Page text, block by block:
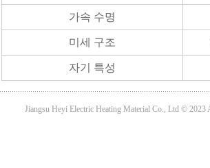
가속 수명
미세 구조
자기 특성
Jiangsu Heyi Electric Heating Material Co., Ltd © 2023